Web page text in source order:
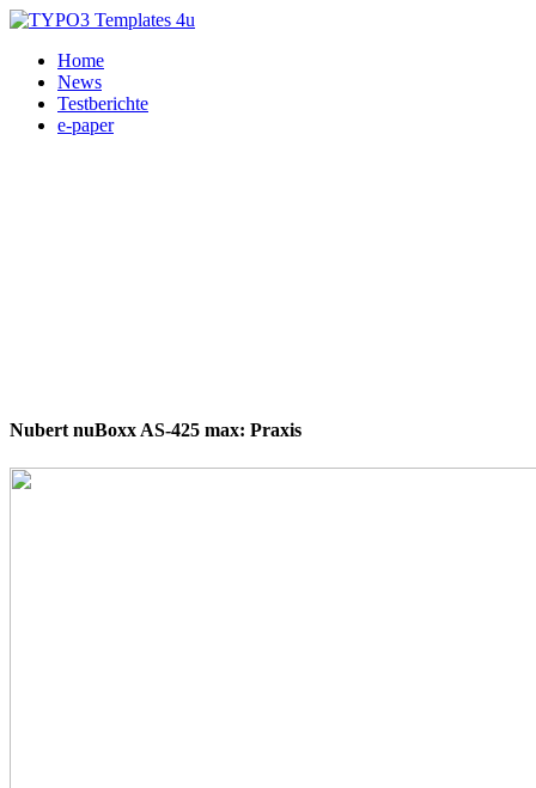
Home
News
Testberichte
e-paper
Nubert nuBoxx AS-425 max: Praxis